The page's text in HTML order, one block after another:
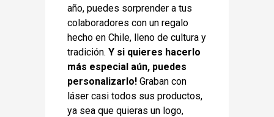
año, puedes sorprender a tus
colaboradores con un regalo
hecho en Chile, lleno de cultura y
tradición. Y si quieres hacerlo
más especial aún, puedes
personalizarlo! Graban con
láser casi todos sus productos,
ya sea que quieras un logo,